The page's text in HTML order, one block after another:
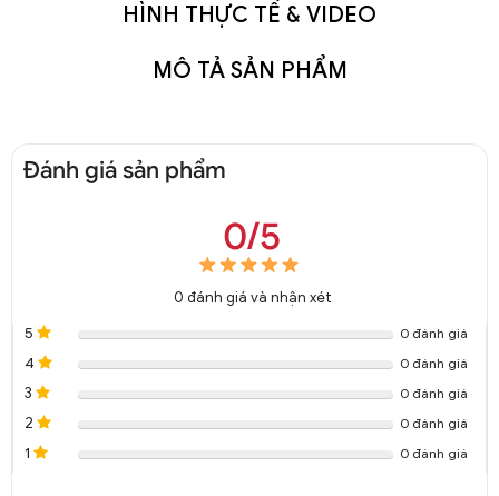
HÌNH THỰC TẾ & VIDEO
MÔ TẢ SẢN PHẨM
Đánh giá sản phẩm
0/5
0 đánh giá và nhận xét
5
0 đánh giá
4 0 đánh giá
3 0 đánh giá
2 0 đánh giá
1 0 đánh giá